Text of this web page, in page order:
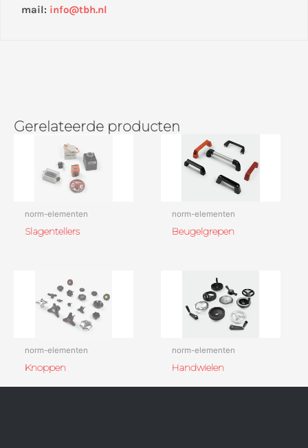
mail: info@tbh.nl
Gerelateerde producten
norm-elementen
Slagentellers
norm-elementen
Beugelgrepen
norm-elementen
Knoppen
norm-elementen
Handwielen